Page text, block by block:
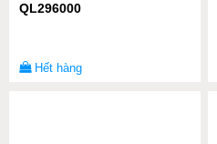
QL296000
Hết hàng